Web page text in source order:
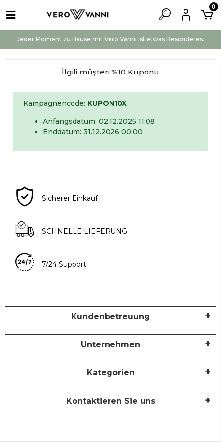
Jeder Moment zu Hause mit Vero Vanni ist etwas Besonderes.
0
İlgili müşteri %10 Kuponu
Kampagnencode: KUPON10X
Anfangsdatum: 02.12.2025 11:08
Enddatum: 31.12.2026 00:00
Sicherer Einkauf
SCHNELLE LIEFERUNG
7/24 Support
Kundenbetreuung
Unternehmen
Kategorien
Kontaktieren Sie uns